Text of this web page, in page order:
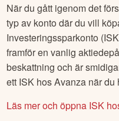
När du gått igenom det
typ av konto där du vill
Investeringssparkonto
framför en vanlig
beskattning och är
ett ISK hos Avanza när
Läs mer och öppna ISK